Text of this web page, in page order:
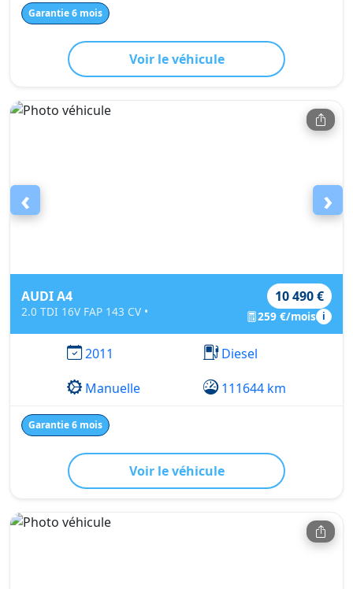
Garantie 6 mois
Voir le véhicule
‹ ›
AUDI A4
2.0 TDI 16V FAP 143 CV •
10 490 €
259 €/mois i
2011
Diesel
Manuelle
111644 km
Garantie 6 mois
Voir le véhicule